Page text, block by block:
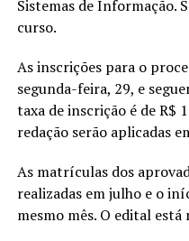
Sistemas de Informação.
curso.
As inscrições para o
segunda-feira, 29, e
taxa de inscrição é de R$
redação serão aplicadas
As matrículas dos
realizadas em julho e o
mesmo mês. O edital